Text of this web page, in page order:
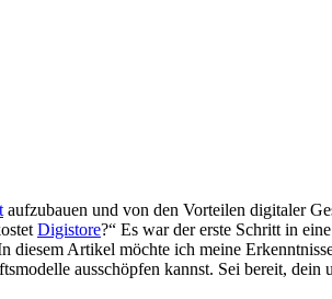
aufzubauen und ​von den Vorteilen digitaler
Digistore?“ Es war der⁣ erste Schritt in
Artikel möchte ich meine
ausschöpfen kannst. Sei ​bereit, dein